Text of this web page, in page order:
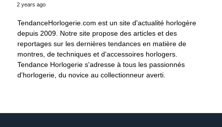
2 years ago
TendanceHorlogerie.com est un site d'actualité horlogère
depuis 2009. Notre site propose des articles et des
reportages sur les dernières tendances en matière de
montres, de techniques et d'accessoires horlogers.
Tendance Horlogerie s'adresse à tous les passionnés
d'horlogerie, du novice au collectionneur averti.